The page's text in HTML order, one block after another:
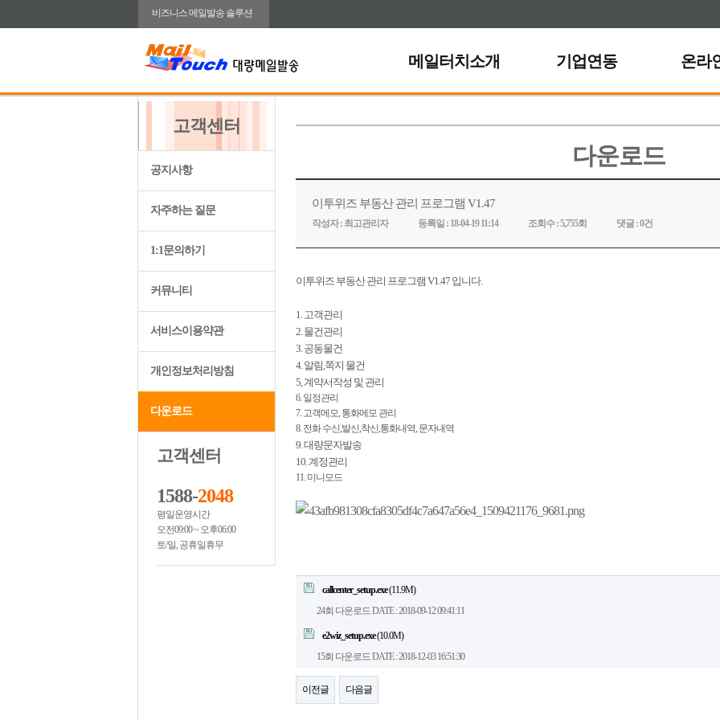
비즈니스 메일발송 솔루션
메일터치소개 기업연동 온라
고객센터
공지사항
자주하는 질문
1:1문의하기
커뮤니티
서비스이용약관
개인정보처리방침
다운로드
고객센터
1588-2048
평일운영시간
오전09:00 ~ 오후06:00
토/일, 공휴일휴무
다운로드
이투위즈 부동산 관리 프로그램 V1.47
작성자 : 최고관리자 등록일 : 18-04-19 11:14 조회수 :5,755회 댓글 :0건
이투위즈 부동산 관리 프로그램 V1.47 입니다.
1. 고객관리
2. 물건관리
3. 공동물건
4. 알림,쪽지 물건
5, 계약서작성 및 관리
6. 일정관리​
7. 고객메모, 통화메모 관리​
8. 전화 수신,발신,착신,통화내역, 문자내역
9. 대량문자발송
10. 계정관리
​11. 미니모드
callcenter_setup.exe(11.9M)
24회 다운로드 DATE : 2018-09-12 09:41:11
e2wiz_setup.exe(10.0M)
15회 다운로드 DATE : 2018-12-03 16:51:30
이전글 다음글